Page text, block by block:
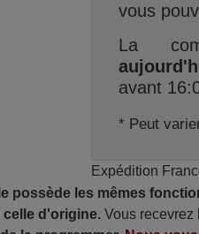
vous
La
avant
* Peut
Expédition
possède les mêmes
celle d'origine. Vous recevrez